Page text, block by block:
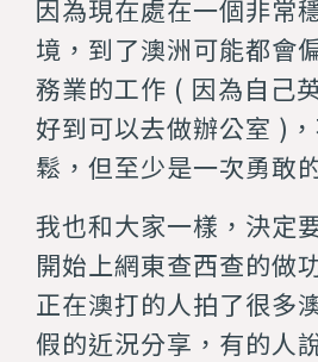
因為現在處在一個非常
境，到了澳洲可能都會
務業的工作 ( 因為自己
好到可以去做辦公室 )
鬆，但至少是一次勇敢
我也和大家一樣，決定
開始上網東查西查的做
正在澳打的人拍了很多
假的近況分享，有的人